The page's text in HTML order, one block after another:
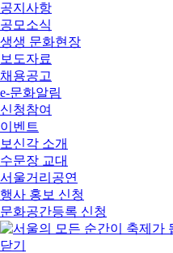
공지사항
공모소식
생생 문화현장
보도자료
채용공고
e-문화알림
신청참여
이벤트
보신각 소개
수문장 교대
서울거리공연
행사 홍보 신청
문화공간등록 신청
닫기